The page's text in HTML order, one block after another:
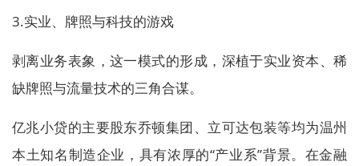
3.实业、牌照与科技的游戏
剥离业务表象，这一模式的形成，深植于实业资本、稀
缺牌照与流量技术的三角合谋。
亿兆小贷的主要股东乔顿集团、立可达包装等均为温州
本土知名制造企业，具有浓厚的“产业系”背景。在金融